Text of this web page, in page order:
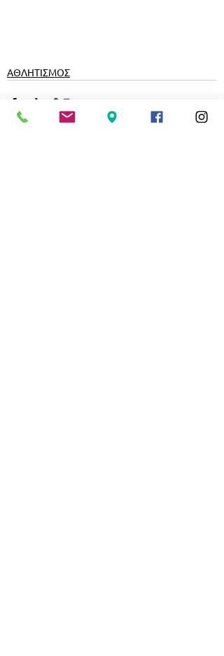
ΑΘΛΗΤΙΣΜΟΣ